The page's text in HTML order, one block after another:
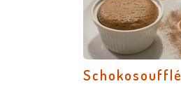
Schokosoufflé